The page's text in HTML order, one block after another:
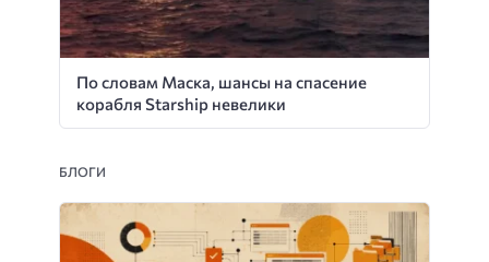
По словам Маска, шансы на спасение
корабля Starship невелики
БЛОГИ